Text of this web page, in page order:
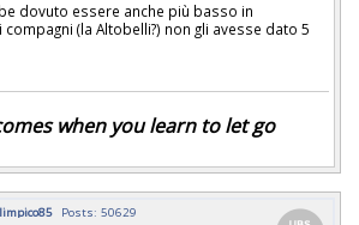
dovuto essere anche più basso in
(la Altobelli?) non gli avesse dato 5
when you learn to let go
Posts: 50629